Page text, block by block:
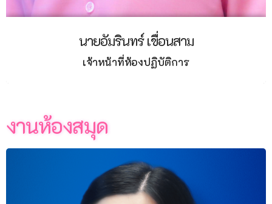
นายอัมรินทร์ เขื่อนสาม
เจ้าหน้าที่ห้องปฏิบัติการ
งานห้องสมุด